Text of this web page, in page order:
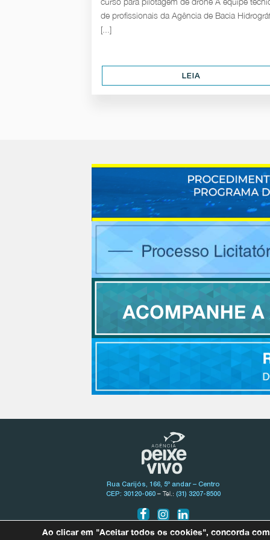
de profissionais da Agência de Bacia
[...]
LEIA
Rua Carijós, 166, 5º andar – Centro
CEP: 30120-060– Tel.: (31) 3207-8500
Ao clicar em "Aceitar todos os cookies", concorda